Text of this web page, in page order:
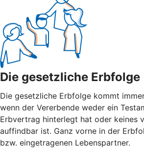
Die gesetzliche Erbfolge
Die gesetzliche Erbfolge kommt
wenn der Vererbende weder ein
Erbvertrag hinterlegt hat oder keines
auffindbar ist. Ganz vorne in der
bzw. eingetragenen Lebenspartner.